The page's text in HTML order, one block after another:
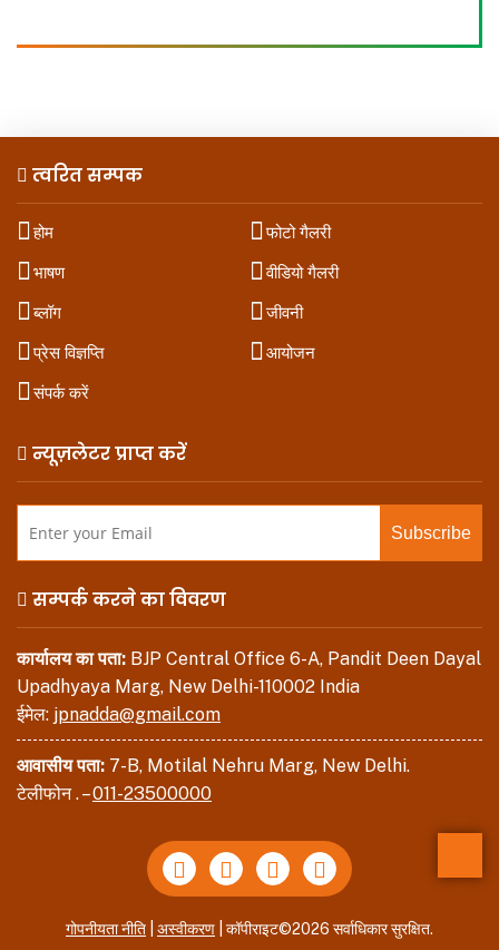
त्वरित सम्पक
होम फोटो गैलरी
भाषण वीडियो गैलरी
ब्लॉग जीवनी
प्रेस विज्ञप्ति आयोजन
संपर्क करें
न्यूज़लेटर प्राप्त करें
सम्पर्क करने का विवरण
कार्यालय का पता: BJP Central Office 6-A, Pandit Deen Dayal
Upadhyaya Marg, New Delhi-110002 India
ईमेल: jpnadda@gmail.com
आवासीय पता: 7-B, Motilal Nehru Marg, New Delhi.
टेलीफोन . –011-23500000
गोपनीयता नीति अस्वीकरण | कॉपीराइट©2026 सर्वाधिकार सुरक्षित.